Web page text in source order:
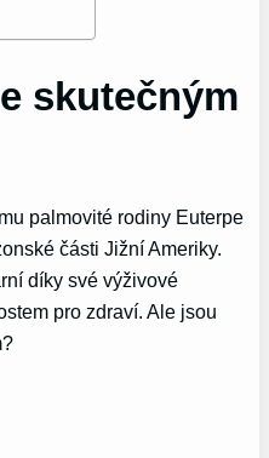
skutečným
palmovité rodiny Euterpe
části Jižní Ameriky.
díky své výživové
pro zdraví. Ale jsou